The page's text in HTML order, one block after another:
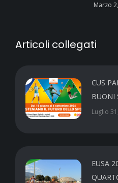
Marzo
Articoli collegati
CUS
BUONI
Luglio
EUSA